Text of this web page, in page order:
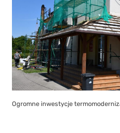
Ogromne inwestycje